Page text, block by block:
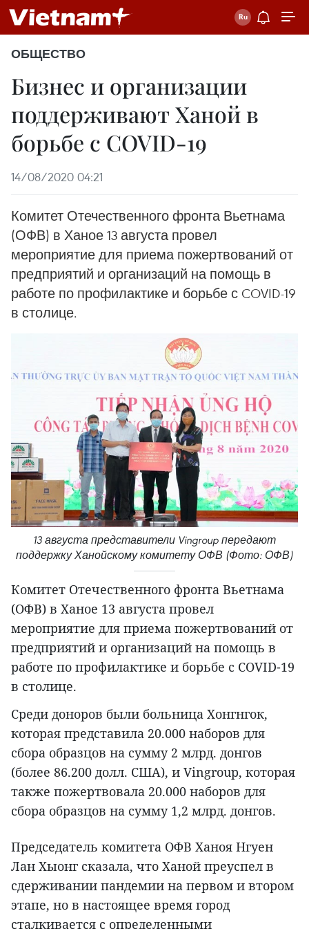
ОБЩЕСТВО
Бизнес и организации
поддерживают Ханой в
борьбе с COVID-19
14/08/2020 04:21
Комитет Отечественного фронта Вьетнама
(ОФВ) в Ханое 13 августа провел
мероприятие для приема пожертвований от
предприятий и организаций на помощь в
работе по профилактике и борьбе с COVID-19
в столице.
13 августа представители Vingroup передают
поддержку Ханойскому комитету ОФВ (Фото: ОФВ)
Комитет Отечественного фронта Вьетнама
(ОФВ) в Ханое 13 августа провел
мероприятие для приема пожертвований от
предприятий и организаций на помощь в
работе по профилактике и борьбе с COVID-19
в столице.
Среди доноров были больница Хонгнгок,
которая представила 20.000 наборов для
сбора образцов на сумму 2 млрд. донгов
(более 86.200 долл. США), и Vingroup, которая
также пожертвовала 20.000 наборов для
сбора образцов на сумму 1,2 млрд. донгов.
Председатель комитета ОФВ Ханоя Нгуен
Лан Хыонг сказала, что Ханой преуспел в
сдерживании пандемии на первом и втором
этапе, но в настоящее время город
сталкивается с определенными